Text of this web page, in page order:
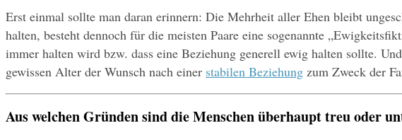
Erst einmal sollte man daran erinnern: Die Mehrheit aller Ehen bleibt
halten, besteht dennoch für die meisten Paare eine sogenannte
immer halten wird bzw. dass eine Beziehung generell ewig halten sollte.
gewissen Alter der Wunsch nach einer stabilen Beziehung zum Zweck der
Aus welchen Gründen sind die Menschen überhaupt treu oder